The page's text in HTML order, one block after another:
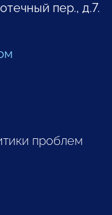
пер., д.7.
проблем